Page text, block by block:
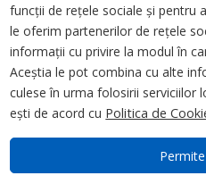
Mureva
surub, alb
funcții de rețele sociale și pentru
le oferim partenerilor de rețele
informații cu privire la modul în
Aceștia le pot combina cu alte
culese în urma folosirii serviciilor
ești de acord cu Politica de